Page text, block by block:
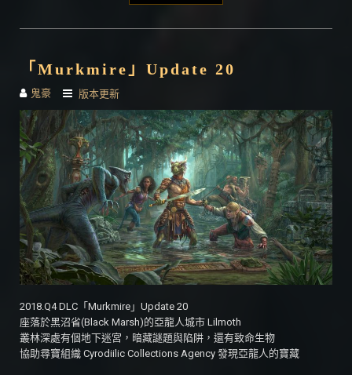
「Murkmire」Update 20
鬼豪 版本更新
2018.Q4 DLC「Murkmire」Update 20
座落於黑沼省(Black Marsh)的亞龍人城市 Lilmoth
叢林深處有個地下迷宮，暗藏謎題與陷阱，還有致命生物
協助尋寶組織 Cyrodiilic Collections Agency 發現亞龍人的寶藏